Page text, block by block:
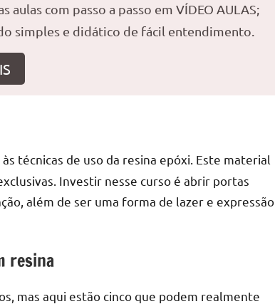
com passo a passo em VÍDEO AULAS;
simples e didático de fácil entendimento.
técnicas de uso da resina epóxi. Este material
Investir nesse curso é abrir portas
além de ser uma forma de lazer e expressão
resina
mas aqui estão cinco que podem realmente